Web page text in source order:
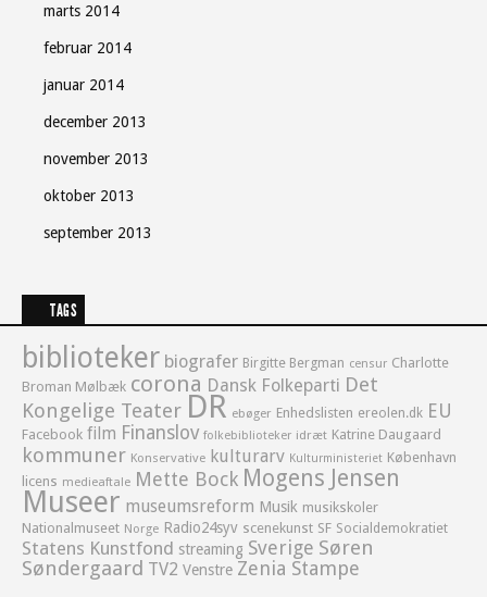
marts 2014
februar 2014
januar 2014
december 2013
november 2013
oktober 2013
september 2013
TAGS
biblioteker biografer Birgitte Bergman censur Charlotte
Broman Mølbæk corona Dansk Folkeparti Det
Kongelige Teater DR ebøger Enhedslisten ereolen.dk EU
Facebook film Finanslov folkebiblioteker idræt Katrine Daugaard
kommuner Konservative kulturarv Kulturministeriet København
licens medieaftale Mette Bock Mogens Jensen
Museer museumsreform Musik musikskoler
Nationalmuseet Norge Radio24syv scenekunst SF Socialdemokratiet
Statens Kunstfond streaming Sverige Søren
Søndergaard TV2 Venstre Zenia Stampe